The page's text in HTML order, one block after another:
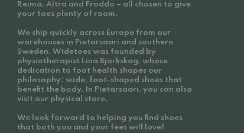
Reima, Altra and Froddo – all chosen to give
your toes plenty of room.
We ship quickly across Europe from our
warehouses in Pietarsaari and southern
Sweden. Widetoes was founded by
physiotherapist Lina Björkskog, whose
dedication to foot health shapes our
philosophy: wide, foot-shaped shoes that
benefit the body. In Pietarsaari, you can also
visit our physical store.
We look forward to helping you find shoes
that both you and your feet will love!